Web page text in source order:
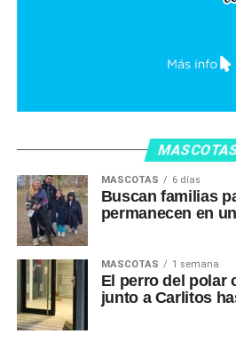
MASCOTAS 6 días
Buscan familias
permanecen en
MASCOTAS 1 semana
El perro del polar
junto a Carlitos